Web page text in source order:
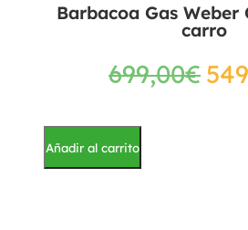
Barbacoa Gas Weber
carro
699,00€
Añadir al carrito